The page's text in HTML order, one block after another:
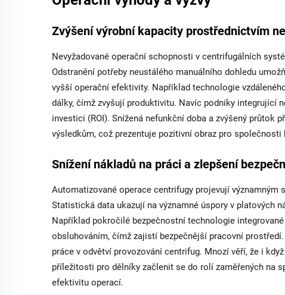
Zvýšení výrobní kapacity prostřednictvím
Nevyžadované operační schopnosti v centrifugálních
Odstranění potřeby neustálého manuálního dohledu
vyšší operační efektivity. Například technologie
dálky, čímž zvyšují produktivitu. Navíc podniky integrující
investici (ROI). Snížená nefunkční doba a zvýšený
výsledkům, což prezentuje pozitivní obraz pro
Snížení nákladů na práci a zlepšení
Automatizované operace centrifugy projevují
Statistická data ukazují na významné úspory v platových
Například pokročilé bezpečnostní technologie
obsluhováním, čímž zajistí bezpečnější pracovní
práce v odvětví provozování centrifug. Mnozí věří, že i
příležitosti pro dělníky začlenit se do rolí zaměřených na
efektivitu operací.